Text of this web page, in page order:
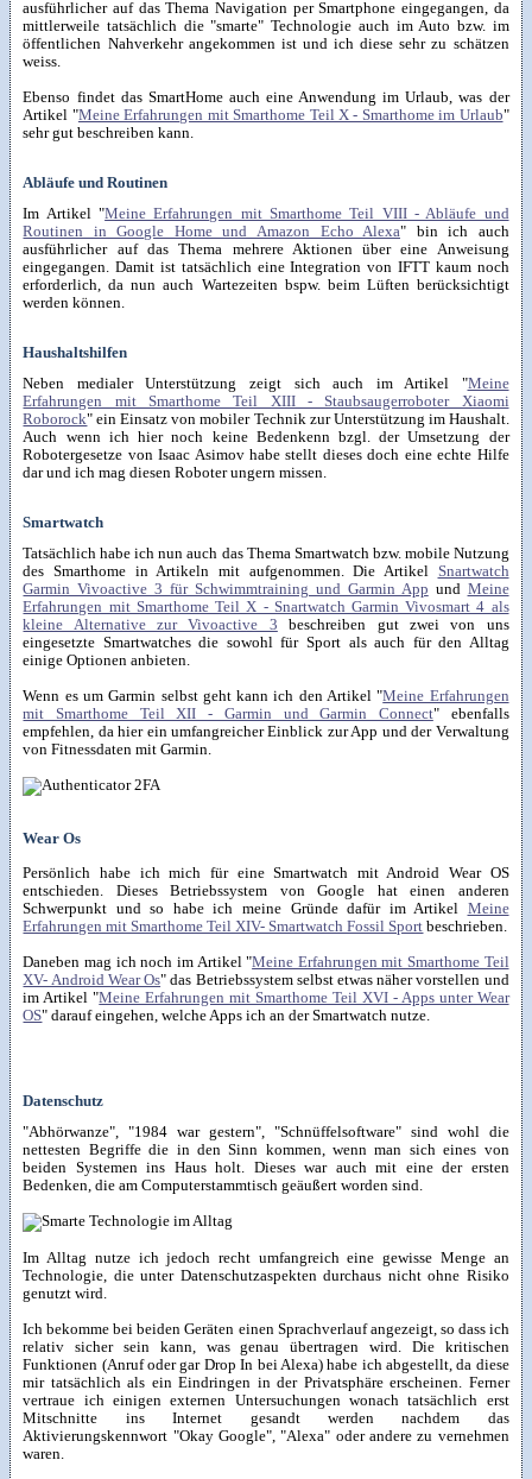
ausführlicher auf das Thema Navigation per Smartphone eingegangen, da
mittlerweile tatsächlich die "smarte" Technologie auch im Auto bzw. im
öffentlichen Nahverkehr angekommen ist und ich diese sehr zu schätzen
weiss.
Ebenso findet das SmartHome auch eine Anwendung im Urlaub, was der
Artikel "Meine Erfahrungen mit Smarthome Teil X - Smarthome im Urlaub"
sehr gut beschreiben kann.
Abläufe und Routinen
Im Artikel "Meine Erfahrungen mit Smarthome Teil VIII - Abläufe und
Routinen in Google Home und Amazon Echo Alexa" bin ich auch
ausführlicher auf das Thema mehrere Aktionen über eine Anweisung
eingegangen. Damit ist tatsächlich eine Integration von IFTT kaum noch
erforderlich, da nun auch Wartezeiten bspw. beim Lüften berücksichtigt
werden können.
Haushaltshilfen
Neben medialer Unterstützung zeigt sich auch im Artikel "Meine
Erfahrungen mit Smarthome Teil XIII - Staubsaugerroboter Xiaomi
Roborock" ein Einsatz von mobiler Technik zur Unterstützung im Haushalt.
Auch wenn ich hier noch keine Bedenkenn bzgl. der Umsetzung der
Robotergesetze von Isaac Asimov habe stellt dieses doch eine echte Hilfe
dar und ich mag diesen Roboter ungern missen.
Smartwatch
Tatsächlich habe ich nun auch das Thema Smartwatch bzw. mobile Nutzung
des Smarthome in Artikeln mit aufgenommen. Die Artikel
Snartwatch
Garmin Vivoactive 3 für Schwimmtraining und Garmin App und Meine
Erfahrungen mit Smarthome Teil X - Snartwatch Garmin Vivosmart 4 als
kleine Alternative zur Vivoactive 3 beschreiben gut zwei von uns
eingesetzte Smartwatches die sowohl für Sport als auch für den Alltag
einige Optionen anbieten.
Wenn es um Garmin selbst geht kann ich den Artikel "Meine Erfahrungen
mit Smarthome Teil XII - Garmin und Garmin Connect" ebenfalls
empfehlen, da hier ein umfangreicher Einblick zur App und der Verwaltung
von Fitnessdaten mit Garmin.
Wear Os
Persönlich habe ich mich für eine Smartwatch mit Android Wear OS
entschieden. Dieses Betriebssystem von Google hat einen anderen
Schwerpunkt und so habe ich meine Gründe dafür im Artikel Meine
Erfahrungen mit Smarthome Teil XIV- Smartwatch Fossil Sport beschrieben.
Daneben mag ich noch im Artikel "Meine Erfahrungen mit Smarthome Teil
XV- Android Wear Os" das Betriebssystem selbst etwas näher vorstellen und
im Artikel "Meine Erfahrungen mit Smarthome Teil XVI - Apps unter Wear
OS" darauf eingehen, welche Apps ich an der Smartwatch nutze.
Datenschutz
"Abhörwanze", "1984 war gestern", "Schnüffelsoftware" sind wohl die
nettesten Begriffe die in den Sinn kommen, wenn man sich eines von
beiden Systemen ins Haus holt. Dieses war auch mit eine der ersten
Bedenken, die am Computerstammtisch geäußert worden sind.
Im Alltag nutze ich jedoch recht umfangreich eine gewisse Menge an
Technologie, die unter Datenschutzaspekten durchaus nicht ohne Risiko
genutzt wird.
Ich bekomme bei beiden Geräten einen Sprachverlauf angezeigt, so dass ich
relativ sicher sein kann, was genau übertragen wird. Die kritischen
Funktionen (Anruf oder gar Drop In bei Alexa) habe ich abgestellt, da diese
mir tatsächlich als ein Eindringen in der Privatsphäre erscheinen. Ferner
vertraue ich einigen externen Untersuchungen wonach tatsächlich erst
Mitschnitte ins Internet gesandt werden nachdem das
Aktivierungskennwort "Okay Google", "Alexa" oder andere zu vernehmen
waren.